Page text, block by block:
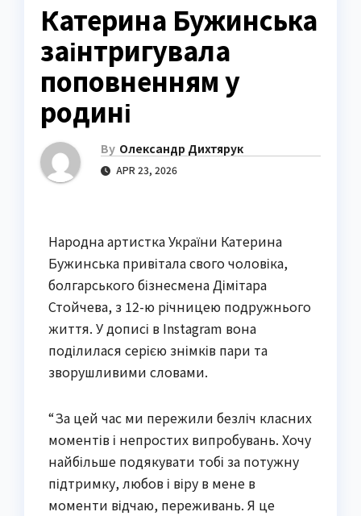
Катерина Бужинська
заінтригувала
поповненням у
родині
By Олександр Дихтярук
APR 23, 2026
Народна артистка України Катерина
Бужинська привітала свого чоловіка,
болгарського бізнесмена Дімітара
Стойчева, з 12-ю річницею подружнього
життя. У дописі в Instagram вона
поділилася серією знімків пари та
зворушливими словами.
“За цей час ми пережили безліч класних
моментів і непростих випробувань. Хочу
найбільше подякувати тобі за потужну
підтримку, любов і віру в мене в
моменти відчаю, переживань. Я це